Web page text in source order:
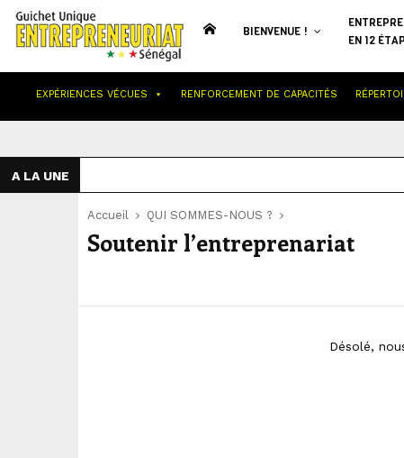
BIENVENUE !
EN 12
EXPÉRIENCES VÉCUES RENFORCEMENT DE CAPACITÉS
A LA UNE
Accueil QUI SOMMES-NOUS ?
Soutenir l’entreprenariat
Désolé,